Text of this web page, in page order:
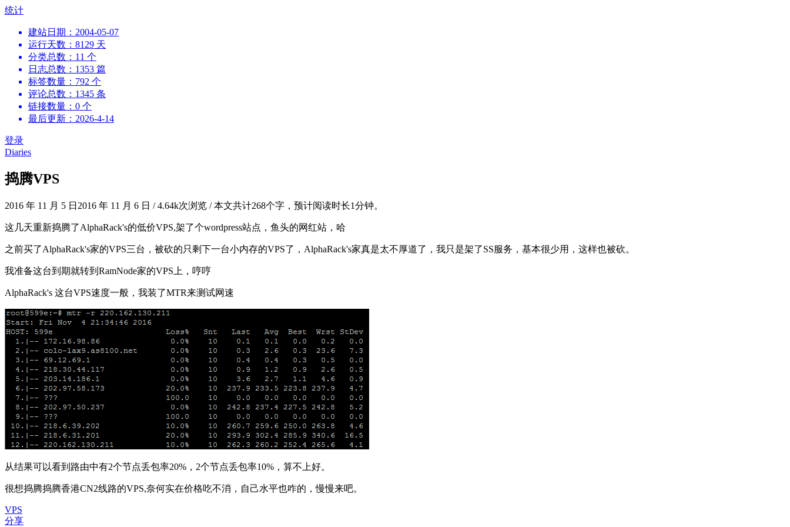
跳
统计
建站日期：2004-05-07
运行天数：8129 天
分类总数：11 个
日志总数：1353 篇
标签数量：792 个
评论总数：1345 条
链接数量：0 个
最后更新：2026-4-14
登录
Diaries
捣腾VPS
2016 年 11 月 5 日 2016 年 11 月 6 日 /4.64k次浏览 /本文共计268个字，预计阅读时长1分钟。
这几天重新捣腾了AlphaRack's的低价VPS,架了个wordpress站点，鱼头的网红站，哈
之前买了AlphaRack's家的VPS三台，被砍的只剩下一台小内存的VPS了，AlphaRack's家真是太不厚道了，我只是架了SS服务，基本很少用，这样也被砍。
我准备这台到期就转到RamNode家的VPS上，哼哼
AlphaRack's 这台VPS速度一般，我装了MTR来测试网速
从结果可以看到路由中有2个节点丢包率20%，2个节点丢包率10%，算不上好。
很想捣腾捣腾香港CN2线路的VPS,奈何实在价格吃不消，自己水平也咋的，慢慢来吧。
VPS
分享